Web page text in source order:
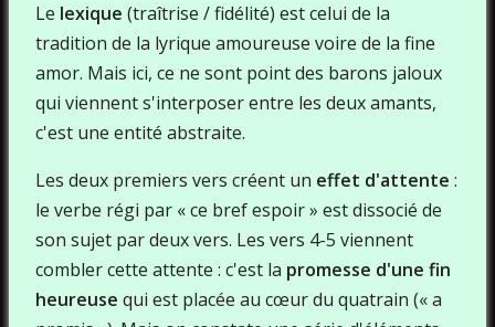
Le lexique (traîtrise / fidélité) est celui de la
tradition de la lyrique amoureuse voire de la fine
amor. Mais ici, ce ne sont point des barons jaloux
qui viennent s'interposer entre les deux amants,
c'est une entité abstraite.
Les deux premiers vers créent un effet d'attente :
le verbe régi par « ce bref espoir » est dissocié de
son sujet par deux vers. Les vers 4-5 viennent
combler cette attente : c'est la promesse d'une fin
heureuse qui est placée au cœur du quatrain (« a